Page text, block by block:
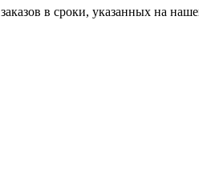
в сроки, указанных на